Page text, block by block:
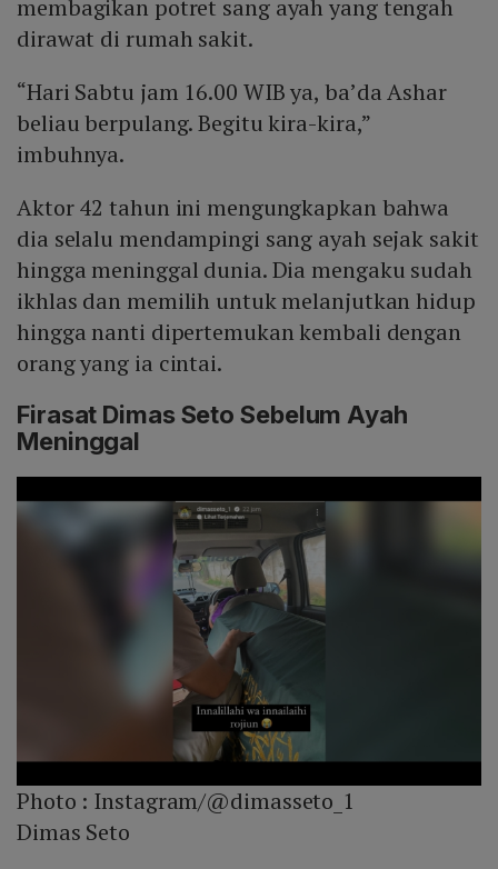
membagikan potret sang ayah yang tengah
dirawat di rumah sakit.
“Hari Sabtu jam 16.00 WIB ya, ba’da Ashar
beliau berpulang. Begitu kira-kira,”
imbuhnya.
Aktor 42 tahun ini mengungkapkan bahwa
dia selalu mendampingi sang ayah sejak sakit
hingga meninggal dunia. Dia mengaku sudah
ikhlas dan memilih untuk melanjutkan hidup
hingga nanti dipertemukan kembali dengan
orang yang ia cintai.
Firasat Dimas Seto Sebelum Ayah
Meninggal
Photo : Instagram/@dimasseto_1
Dimas Seto